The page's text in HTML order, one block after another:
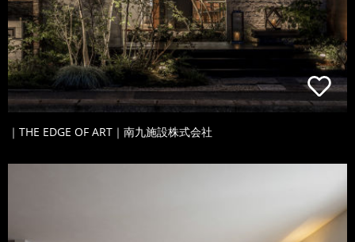
｜THE EDGE OF ART｜南九施設株式会社